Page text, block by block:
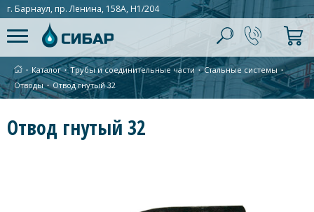
г. Барнаул, пр. Ленина, 158А, Н1/204
∙ Каталог ∙Трубы и соединительные части ∙Стальные системы ∙
Отводы ∙Отвод гнутый 32
Отвод гнутый 32